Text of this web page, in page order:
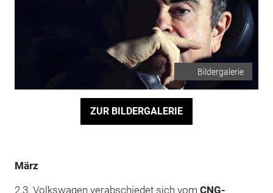
Bildergalerie
ZUR BILDERGALERIE
März
2.3. Volkswagen verabschiedet sich vom CNG-